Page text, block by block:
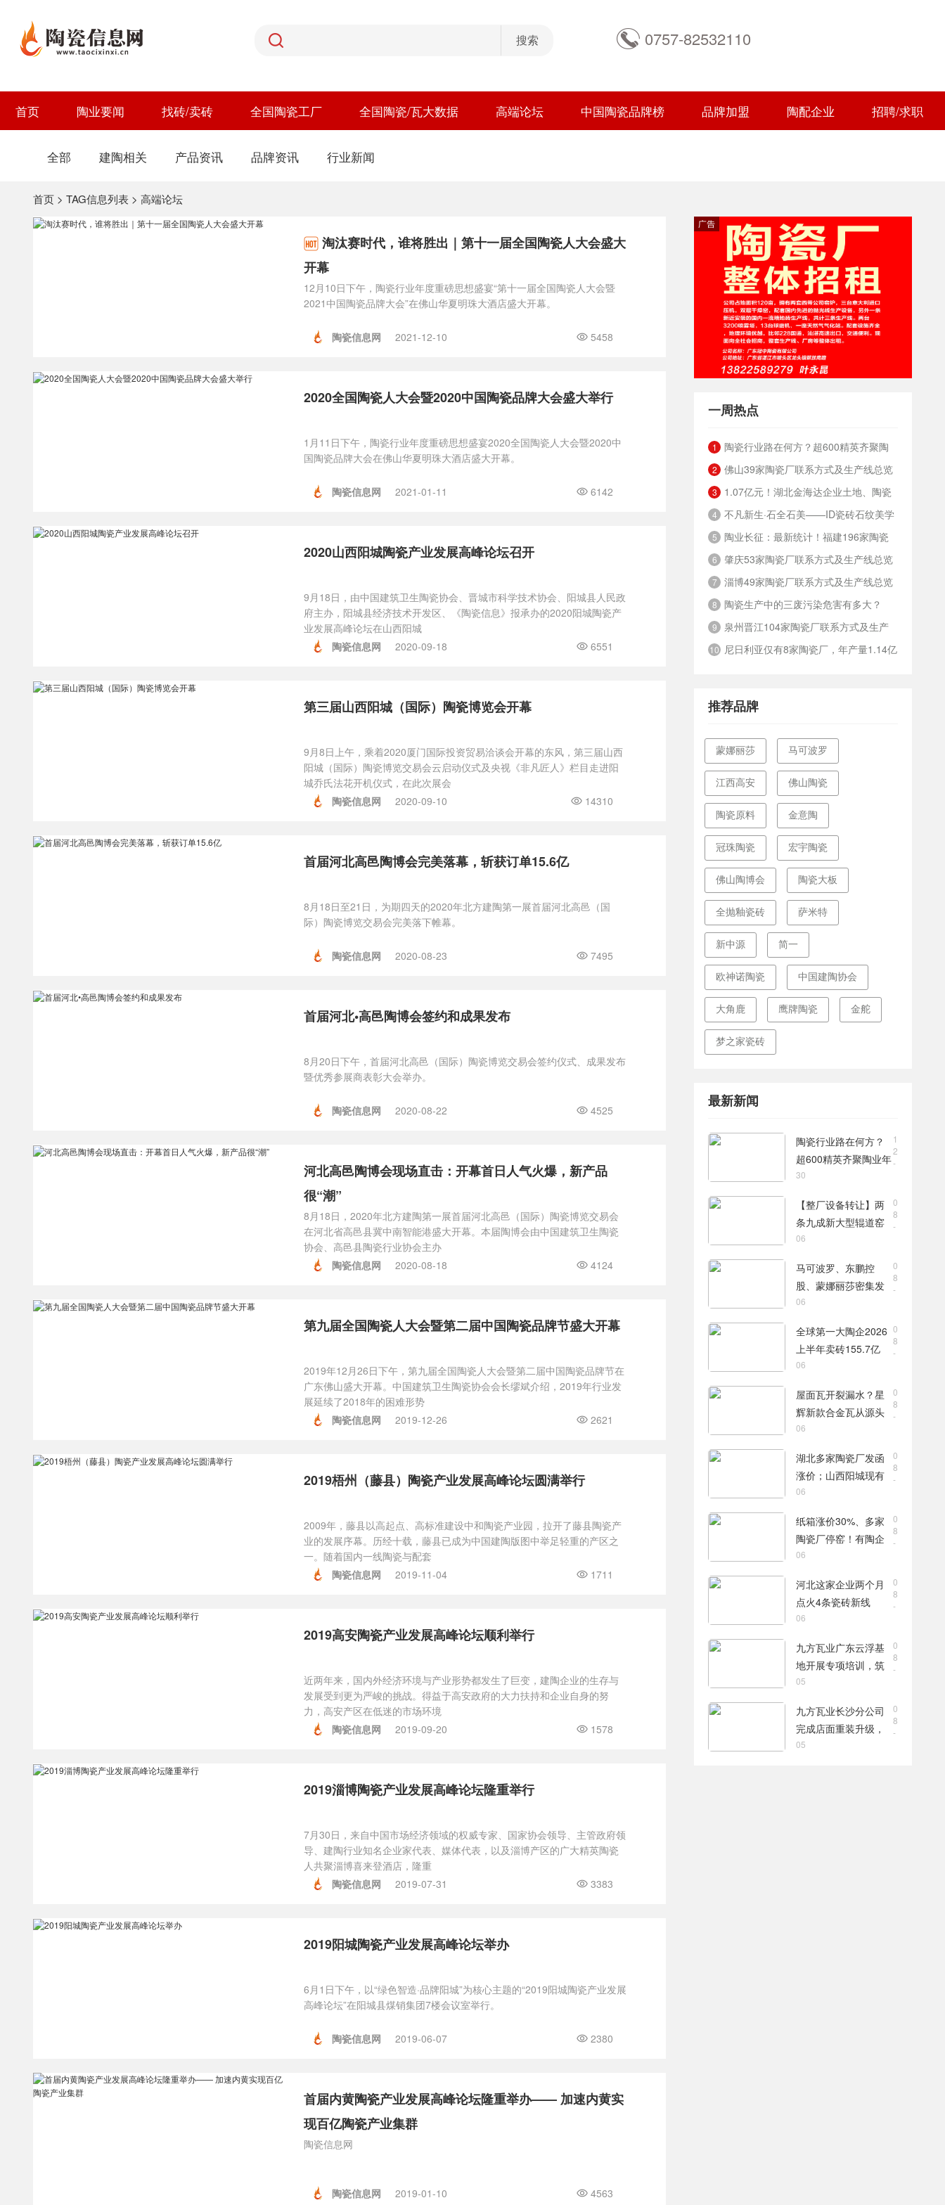
0757-82532110
首页 陶业要闻 找砖/卖砖 全国陶瓷工厂 全国陶瓷/瓦大数据 高端论坛 中国陶瓷品牌榜 品牌加盟 陶配企业 招聘/求职
全部 建陶相关 产品资讯 品牌资讯 行业新闻
首页 > TAG信息列表 > 高端论坛
淘汰赛时代，谁将胜出｜第十一届全国陶瓷人大会盛大
开幕
12月10日下午，陶瓷行业年度重磅思想盛宴“第十一届全国陶瓷人大会暨
2021中国陶瓷品牌大会”在佛山华夏明珠大酒店盛大开幕。
陶瓷信息网 2021-12-10 5458
2020全国陶瓷人大会暨2020中国陶瓷品牌大会盛大举行
1月11日下午，陶瓷行业年度重磅思想盛宴2020全国陶瓷人大会暨2020中
国陶瓷品牌大会在佛山华夏明珠大酒店盛大开幕。
陶瓷信息网 2021-01-11 6142
2020山西阳城陶瓷产业发展高峰论坛召开
9月18日，由中国建筑卫生陶瓷协会、晋城市科学技术协会、阳城县人民政
府主办，阳城县经济技术开发区、《陶瓷信息》报承办的2020阳城陶瓷产
业发展高峰论坛在山西阳城
陶瓷信息网
2020-09-18 6551
第三届山西阳城（国际）陶瓷博览会开幕
9月8日上午，乘着2020厦门国际投资贸易洽谈会开幕的东风，第三届山西
阳城（国际）陶瓷博览交易会云启动仪式及央视《非凡匠人》栏目走进阳
城乔氏法花开机仪式，在此次展会
陶瓷信息网
2020-09-10 14310
首届河北高邑陶博会完美落幕，斩获订单15.6亿
8月18日至21日，为期四天的2020年北方建陶第一展首届河北高邑（国
际）陶瓷博览交易会完美落下帷幕。
陶瓷信息网 2020-08-23 7495
首届河北•高邑陶博会签约和成果发布
8月20日下午，首届河北高邑（国际）陶瓷博览交易会签约仪式、成果发布
暨优秀参展商表彰大会举办。
陶瓷信息网 2020-08-22 4525
河北高邑陶博会现场直击：开幕首日人气火爆，新产品
很“潮”
8月18日，2020年北方建陶第一展首届河北高邑（国际）陶瓷博览交易会
在河北省高邑县冀中南智能港盛大开幕。本届陶博会由中国建筑卫生陶瓷
协会、高邑县陶瓷行业协会主办
陶瓷信息网
2020-08-18 4124
第九届全国陶瓷人大会暨第二届中国陶瓷品牌节盛大开幕
2019年12月26日下午，第九届全国陶瓷人大会暨第二届中国陶瓷品牌节在
广东佛山盛大开幕。中国建筑卫生陶瓷协会会长缪斌介绍，2019年行业发
展延续了2018年的困难形势
陶瓷信息网
2019-12-26 2621
2019梧州（藤县）陶瓷产业发展高峰论坛圆满举行
2009年，藤县以高起点、高标准建设中和陶瓷产业园，拉开了藤县陶瓷产
业的发展序幕。历经十载，藤县已成为中国建陶版图中举足轻重的产区之
一。随着国内一线陶瓷与配套
陶瓷信息网
2019-11-04 1711
2019高安陶瓷产业发展高峰论坛顺利举行
近两年来，国内外经济环境与产业形势都发生了巨变，建陶企业的生存与
发展受到更为严峻的挑战。得益于高安政府的大力扶持和企业自身的努
力，高安产区在低迷的市场环境
陶瓷信息网
2019-09-20 1578
2019淄博陶瓷产业发展高峰论坛隆重举行
7月30日，来自中国市场经济领域的权威专家、国家协会领导、主管政府领
导、建陶行业知名企业家代表、媒体代表，以及淄博产区的广大精英陶瓷
人共聚淄博喜来登酒店，隆重
陶瓷信息网
2019-07-31 3383
2019阳城陶瓷产业发展高峰论坛举办
6月1日下午，以“绿色智造·品牌阳城”为核心主题的“2019阳城陶瓷产业发展
高峰论坛”在阳城县煤销集团7楼会议室举行。
陶瓷信息网 2019-06-07 2380
首届内黄陶瓷产业发展高峰论坛隆重举办—— 加速内黄实
现百亿陶瓷产业集群
陶瓷信息网
陶瓷信息网 2019-01-10 4563
一周热点
1
陶瓷行业路在何方？超600精英齐聚陶
业年度思想盛会，樊纲、何乾、龙建刚献智
破局
2
佛山39家陶瓷厂联系方式及生产线总览
（值得收藏）
3
1.07亿元！湖北金海达企业土地、陶瓷
厂房拍卖！
4
不凡新生·石全石美——ID瓷砖石纹美学
馆盛耀启幕，效果交付时代此刻开启！
5
陶业长征：最新统计！福建196家陶瓷
厂及品牌大全
6
肇庆53家陶瓷厂联系方式及生产线总览
（广东产能最大产区）
7 淄博49家陶瓷厂联系方式及生产线总览
8 陶瓷生产中的三废污染危害有多大？
9
​泉州晋江104家陶瓷厂联系方式及生产
线总览
10 尼日利亚仅有8家陶瓷厂，年产量1.14亿
推荐品牌
蒙娜丽莎 马可波罗
江西高安 佛山陶瓷
陶瓷原料 金意陶
冠珠陶瓷 宏宇陶瓷
佛山陶博会 陶瓷大板
全抛釉瓷砖 萨米特
新中源 简一
欧神诺陶瓷 中国建陶协会
大角鹿 鹰牌陶瓷 金舵
梦之家瓷砖
最新新闻
陶瓷行业路在何方？
超600精英齐聚陶业年
度思想盛会，樊纲、
局
1
2
-
30
【整厂设备转让】两
条九成新大型辊道窑
0
8
-
06
马可波罗、东鹏控
股、蒙娜丽莎密集发
布公告，合计新获28
0
8
-
06
全球第一大陶企2026
上半年卖砖155.7亿
元，瓷砖净利润9.8亿
0
8
-
06
屋面瓦开裂漏水？星
辉新款合金瓦从源头
解决
0
8
-
06
湖北多家陶瓷厂发函
涨价；山西阳城现有
15家陶瓷厂，过去两
0
8
-
06
纸箱涨价30%、多家
陶瓷厂停窑！有陶企
老板呼吁：不能再扩
0
8
-
06
河北这家企业两个月
点火4条瓷砖新线
0
8
-
06
九方瓦业广东云浮基
地开展专项培训，筑
牢绿色安全发展根基
0
8
-
05
九方瓦业长沙分公司
完成店面重装升级，
夯实终端渠道竞争力
0
8
-
05